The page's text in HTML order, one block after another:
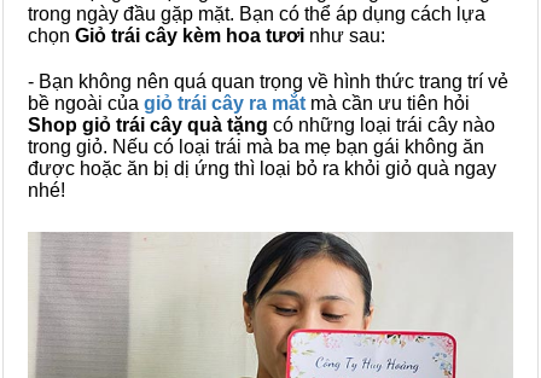
trong ngày đầu gặp mặt. Bạn có thể áp dụng cách lựa
chọn Giỏ trái cây kèm hoa tươi như sau:
- Bạn không nên quá quan trọng về hình thức trang trí vẻ
bề ngoài của giỏ trái cây ra mắt mà cần ưu tiên hỏi
Shop giỏ trái cây quà tặng có những loại trái cây nào
trong giỏ. Nếu có loại trái mà ba mẹ bạn gái không ăn
được hoặc ăn bị dị ứng thì loại bỏ ra khỏi giỏ quà ngay
nhé!